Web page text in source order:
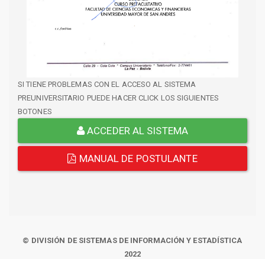
SI TIENE PROBLEMAS CON EL ACCESO AL SISTEMA
PREUNIVERSITARIO PUEDE HACER CLICK LOS SIGUIENTES
BOTONES
ACCEDER AL SISTEMA
MANUAL DE POSTULANTE
© DIVISIÓN DE SISTEMAS DE INFORMACIÓN Y ESTADÍSTICA
2022